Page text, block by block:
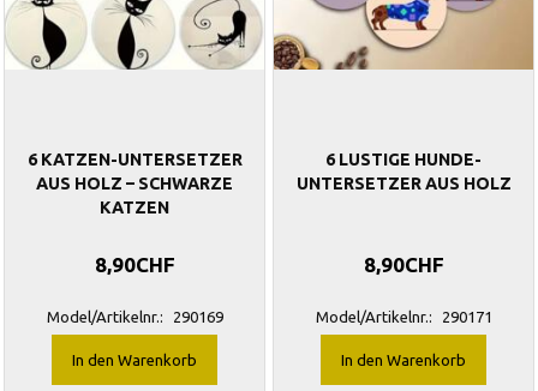
6 KATZEN-UNTERSETZER
AUS HOLZ – SCHWARZE
KATZEN
8,90CHF
Model/Artikelnr.: 290169
In den Warenkorb
6 LUSTIGE HUNDE-
UNTERSETZER AUS HOLZ
8,90CHF
Model/Artikelnr.: 290171
In den Warenkorb